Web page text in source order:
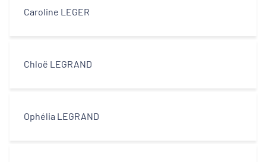
Territoires
Caroline LEGER
Chloë LEGRAND
Ophélia LEGRAND